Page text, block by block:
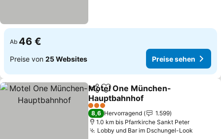
Ab 46 €
Preise von 25 Websites Preise sehen
TeilenZu Favoriten hinzufügen
Motel One München-
Hauptbahnhof
3 Sterne
8,6 Hervorragend
1.599
1.0 km bis Pfarrkirche Sankt Peter
Lobby und Bar im Dschungel-Look